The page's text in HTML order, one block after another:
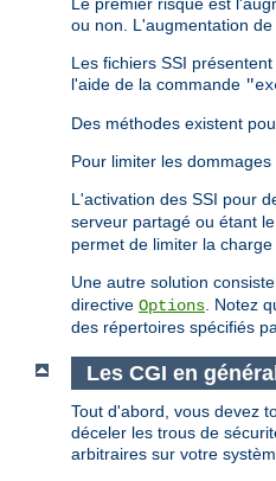
ou non. L'augmentation
Les fichiers SSI
l'aide de la commande
Des méthodes existent
Pour limiter les
L'activation des SSI pour
serveur partagé ou étant
permet de limiter la
Une autre solution
directive Options . Notez
des répertoires spécifiés
Les CGI en
Tout d'abord, vous devez
déceler les trous de
arbitraires sur votre